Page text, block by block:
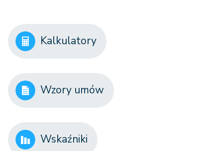
Kalkulatory
Wzory umów
Wskaźniki